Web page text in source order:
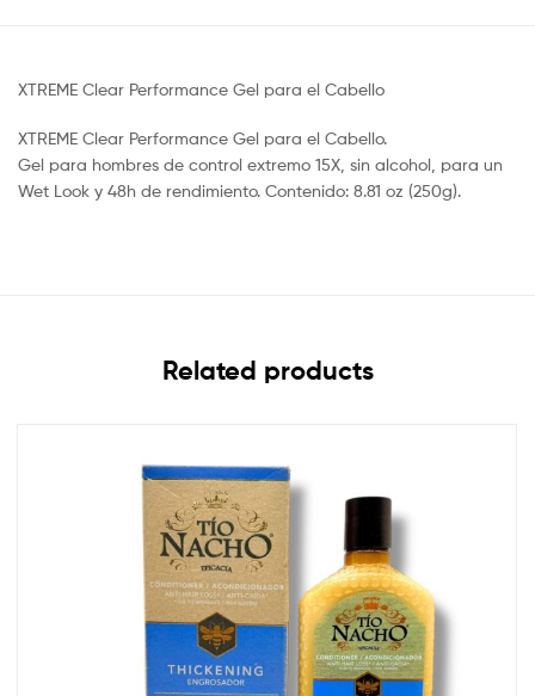
XTREME Clear Performance Gel para el Cabello
XTREME Clear Performance Gel para el Cabello.
Gel para hombres de control extremo 15X, sin alcohol, para un
Wet Look y 48h de rendimiento. Contenido: 8.81 oz (250g).
Related products